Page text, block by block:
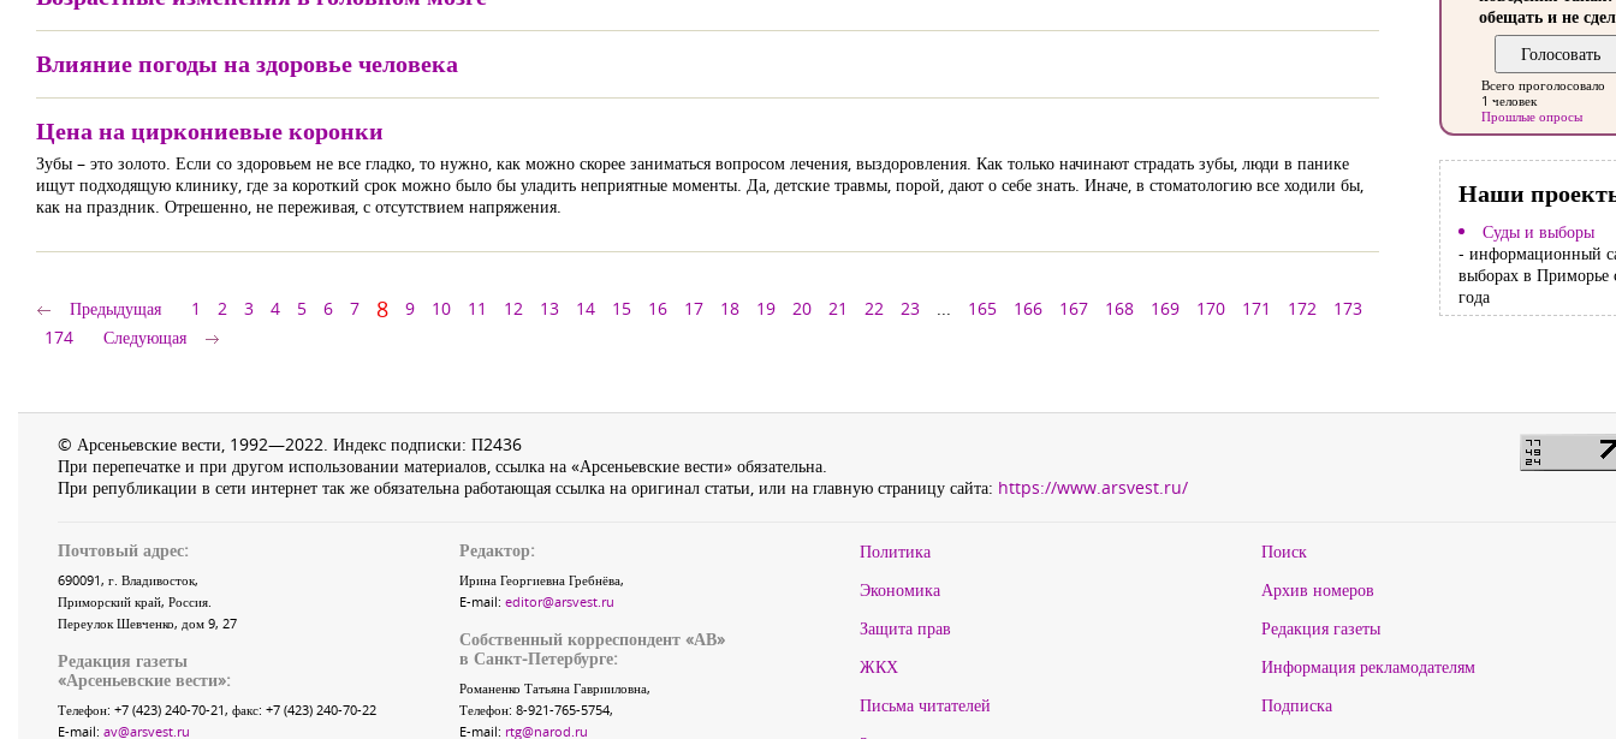
Влияние погоды на здоровье человека
Цена на циркониевые коронки
Зубы – это золото. Если со здоровьем не все гладко, то нужно, как можно скорее заниматься вопросом лечения, выздоровления. Как только начинают страдать зубы, люди в панике
ищут подходящую клинику, где за короткий срок можно было бы уладить неприятные моменты. Да, детские травмы, порой, дают о себе знать. Иначе, в стоматологию все ходили бы,
как на праздник. Отрешенно, не переживая, с отсутствием напряжения.
Предыдущая 1 2 3 4 5 6 7 8 9 10 11 12 13 14 15 16 17 18 19 20 21 22 23 ... 165 166 167 168 169 170 171 172
173
174
Следующая
обещать и не
Всего проголосовало
1 человек
Прошлые опросы
Наши
Суды и выборы
- информационный
выборах в Приморье
года
© Арсеньевские вести, 1992—2022. Индекс подписки: П2436
При перепечатке и при другом использовании материалов, ссылка на «Арсеньевские вести» обязательна.
При републикации в сети интернет так же обязательна работающая ссылка на оригинал статьи, или на главную страницу сайта: https://www.arsvest.ru/
Почтовый адрес:
690091, г. Владивосток,
Приморский край, Россия.
Переулок Шевченко, дом 9, 27
Редакция газеты
«Арсеньевские вести»:
Телефон: +7 (423) 240-70-21, факс: +7 (423) 240-70-22
E-mail: av@arsvest.ru
Редактор:
Ирина Георгиевна Гребнёва,
E-mail: editor@arsvest.ru
Собственный корреспондент «АВ»
в Санкт-Петербурге:
Романенко Татьяна Гаврииловна,
Телефон: 8-921-765-5754,
E-mail: rtg@narod.ru
Политика
Экономика
Защита прав
ЖКХ
Письма читателей
Поиск
Архив номеров
Редакция газеты
Информация рекламодателям
Подписка